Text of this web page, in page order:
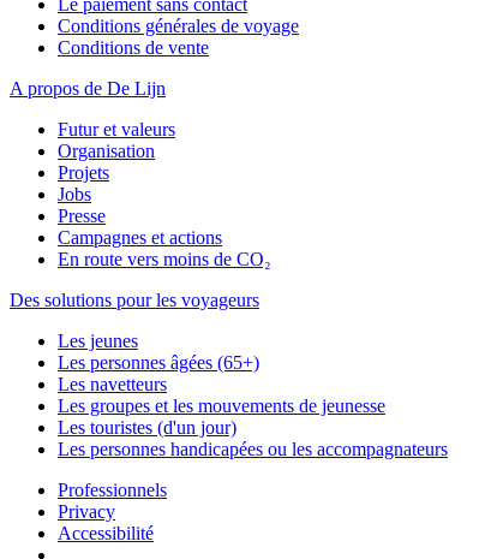
Le paiement sans contact
Conditions générales de voyage
Conditions de vente
A propos de De Lijn
Futur et valeurs
Organisation
Projets
Jobs
Presse
Campagnes et actions
En route vers moins de CO₂
Des solutions pour les voyageurs
Les jeunes
Les personnes âgées (65+)
Les navetteurs
Les groupes et les mouvements de jeunesse
Les touristes (d'un jour)
Les personnes handicapées ou les accompagnateurs
Professionnels
Privacy
Accessibilité